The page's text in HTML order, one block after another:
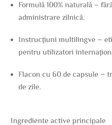
Formulă 100% naturală –
administrare zilnică.
Instrucțiuni multilingve –
pentru utilizatori
Flacon cu 60 de capsule –
de zile.
Ingrediente active principale